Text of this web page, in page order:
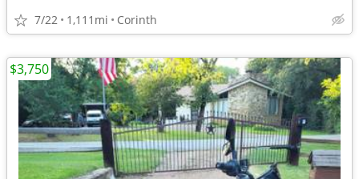
7/22 1,111mi Corinth
$3,750